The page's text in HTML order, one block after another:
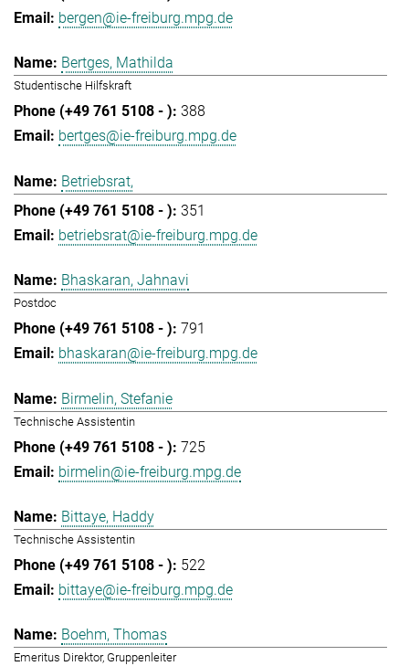
bergen@ie-freiburg.mpg.de
Bertges, Mathilda
Studentische Hilfskraft
388
bertges@ie-freiburg.mpg.de
Betriebsrat,
351
betriebsrat@ie-freiburg.mpg.de
Bhaskaran, Jahnavi
Postdoc
791
bhaskaran@ie-freiburg.mpg.de
Birmelin, Stefanie
Technische Assistentin
725
birmelin@ie-freiburg.mpg.de
Bittaye, Haddy
Technische Assistentin
522
bittaye@ie-freiburg.mpg.de
Boehm, Thomas
Emeritus Direktor, Gruppenleiter